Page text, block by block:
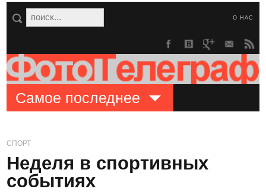
О НАС
Самое последнее
СПОРТ
Неделя в спортивных
событиях